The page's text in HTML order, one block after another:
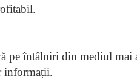
pe întâlniri din mediul mai
informații.